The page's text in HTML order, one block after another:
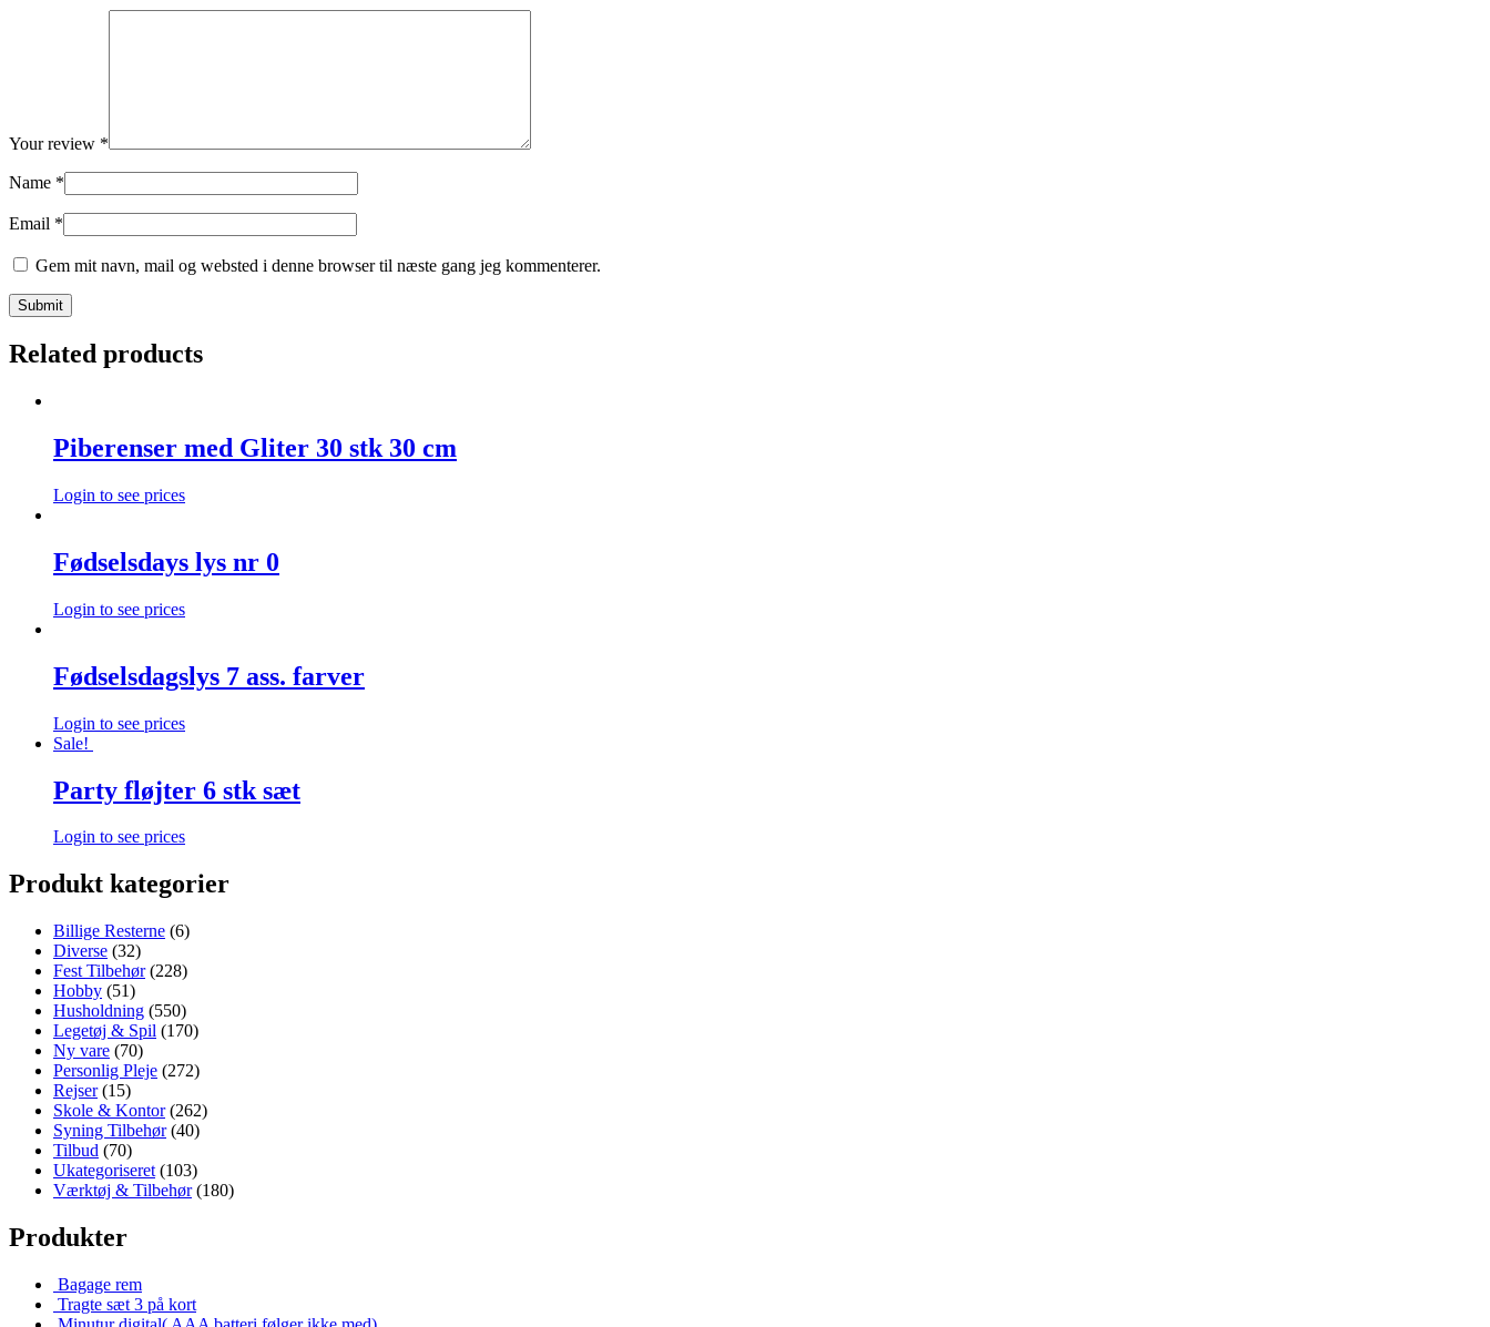
Your review *
Name *
Email *
Gem mit navn, mail og websted i denne browser til næste gang jeg kommenterer.
Related products
Piberenser med Gliter 30 stk 30 cm
Login to see prices
Fødselsdays lys nr 0
Login to see prices
Fødselsdagslys 7 ass. farver
Login to see prices
Sale!
Party fløjter 6 stk sæt
Login to see prices
Produkt kategorier
Billige Resterne (6)
Diverse (32)
Fest Tilbehør (228)
Hobby (51)
Husholdning (550)
Legetøj & Spil (170)
Ny vare (70)
Personlig Pleje (272)
Rejser (15)
Skole & Kontor (262)
Syning Tilbehør (40)
Tilbud (70)
Ukategoriseret (103)
Værktøj & Tilbehør (180)
Produkter
Bagage rem
Tragte sæt 3 på kort